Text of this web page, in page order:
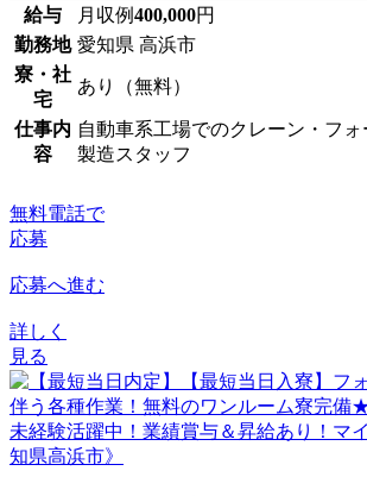
給与 月収例400,000円
勤務地 愛知県 高浜市
寮・社
宅
あり（無料）
仕事内
容
自動車系工場でのクレーン・フ
製造スタッフ
無料電話で
応募
応募へ進む
詳しく
見る